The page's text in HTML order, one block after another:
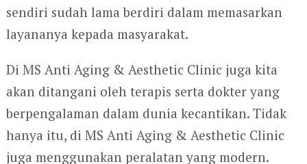
sendiri sudah lama berdiri dalam memasarkan
layananya kepada masyarakat.
Di MS Anti Aging & Aesthetic Clinic juga kita
akan ditangani oleh terapis serta dokter yang
berpengalaman dalam dunia kecantikan. Tidak
hanya itu, di MS Anti Aging & Aesthetic Clinic
juga menggunakan peralatan yang modern.